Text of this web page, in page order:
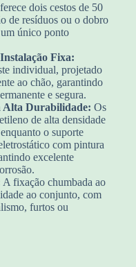
dois cestos de 50
de resíduos ou o dobro
único ponto
Fixa:
individual, projetado
ao chão, garantindo
e segura.
Alta Durabilidade: Os
de alta densidade
o suporte
com pintura
excelente
A fixação chumbada ao
ao conjunto, com
furtos ou